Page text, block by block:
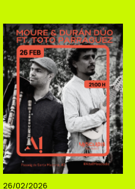
26/02/2026